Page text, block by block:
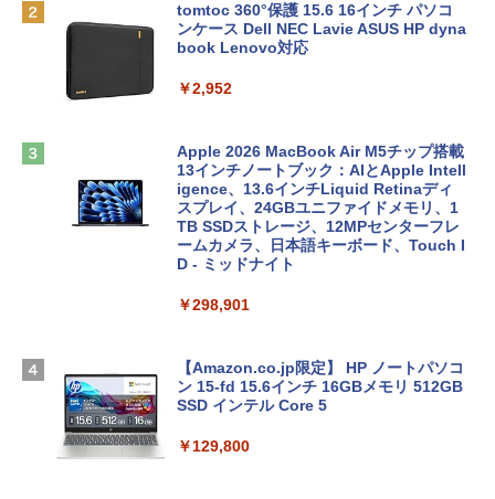
tomtoc 360°保護 15.6 16インチ パソコ
ンケース Dell NEC Lavie ASUS HP dyna
book Lenovo対応
￥2,952
Apple 2026 MacBook Air M5チップ搭載
13インチノートブック：AIとApple Intell
igence、13.6インチLiquid Retinaディ
スプレイ、24GBユニファイドメモリ、1
TB SSDストレージ、12MPセンターフレ
ームカメラ、日本語キーボード、Touch I
D - ミッドナイト
￥298,901
【Amazon.co.jp限定】 HP ノートパソコ
ン 15-fd 15.6インチ 16GBメモリ 512GB
SSD インテル Core 5
￥129,800